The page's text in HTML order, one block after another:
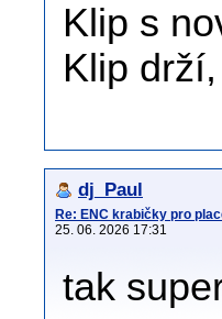
Klip s
Klip
dj_Paul
Re: ENC krabičky pro
25. 06. 2026 17:31
tak